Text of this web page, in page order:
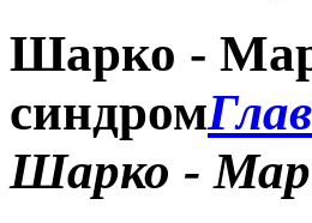
Шарко -
синдром
Шарко -